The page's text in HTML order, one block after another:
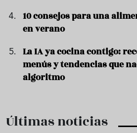
10 consejos para una
en verano
La IA ya cocina contigo:
menús y tendencias que
algoritmo
Últimas noticias